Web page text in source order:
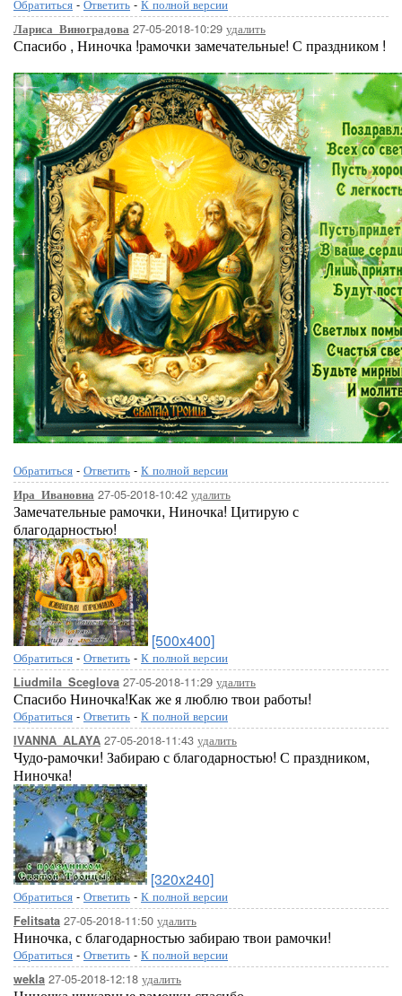
Обратиться - Ответить - К полной версии
Лариса_Виноградова 27-05-2018-10:29 удалить
Спасибо , Ниночка !рамочки замечательные! С праздником !
Обратиться - Ответить - К полной версии
Ира_Ивановна 27-05-2018-10:42 удалить
Замечательные рамочки, Ниночка! Цитирую с
благодарностью!
[500x400]
Обратиться - Ответить - К полной версии
Liudmila_Sceglova 27-05-2018-11:29 удалить
Спасибо Ниночка!Как же я люблю твои работы!
Обратиться - Ответить - К полной версии
IVANNA_ALAYA 27-05-2018-11:43 удалить
Чудо-рамочки! Забираю с благодарностью! С праздником,
Ниночка!
[320x240]
Обратиться - Ответить - К полной версии
Felitsata 27-05-2018-11:50 удалить
Ниночка, с благодарностью забираю твои рамочки!
Обратиться - Ответить - К полной версии
wekla 27-05-2018-12:18 удалить